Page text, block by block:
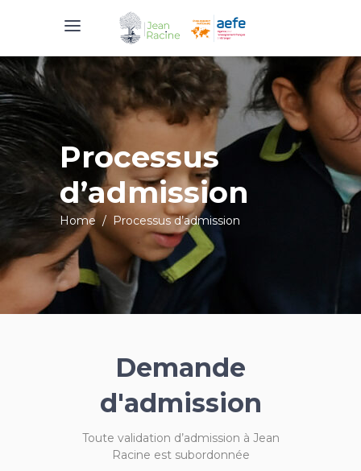
Processus
d’admission
Home/ Processus d’admission
Demande
d'admission
Toute validation d’admission à Jean
Racine est subordonnée